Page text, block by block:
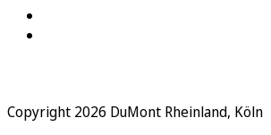
Copyright 2026 DuMont Rheinland, Köln